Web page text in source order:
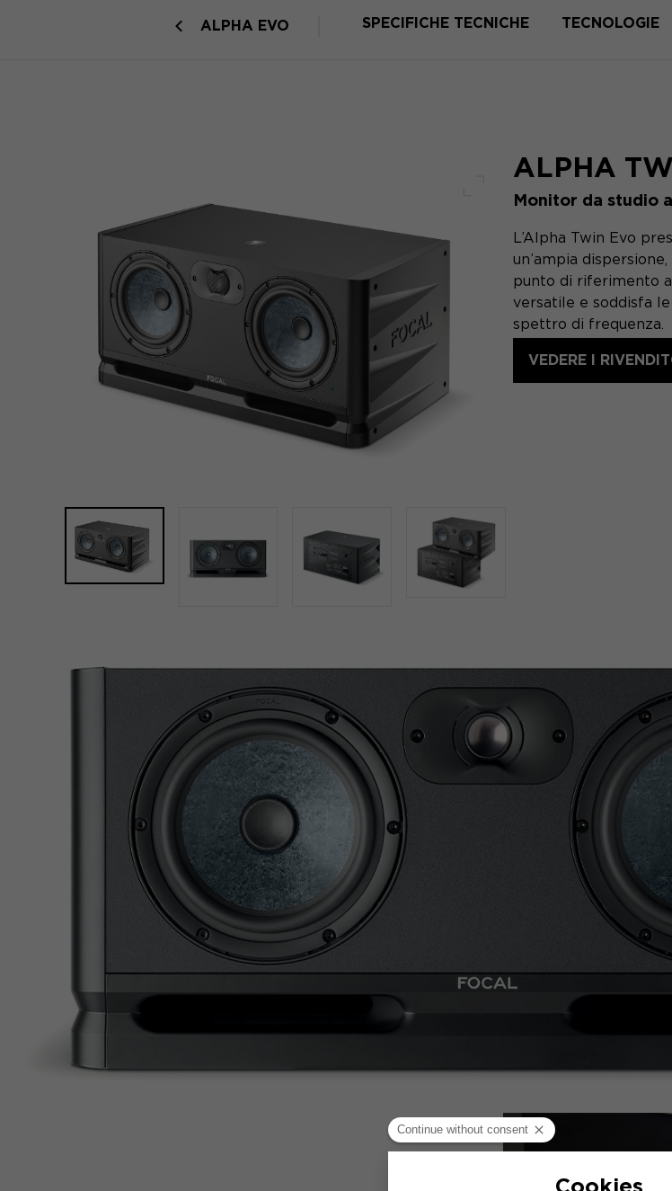
ALPHA EVO SPECIFICHE TECNICHE TECNOLOGIE
Schermo intero
ALPHA
Monitor da studio
L’Alpha Twin Evo
un’ampia
punto di riferimento
versatile e soddisfa
spettro di frequenza.
VEDERE I